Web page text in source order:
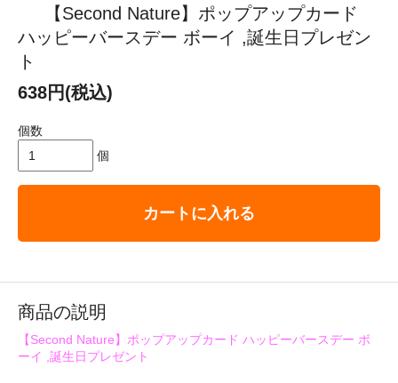
【Second Nature】ポップアップカード
ハッピーバースデー ボーイ ,誕生日プレゼン
ト
638円(税込)
個数
個
カートに入れる
商品の説明
【Second Nature】ポップアップカード ハッピーバースデー ボ
ーイ ,誕生日プレゼント